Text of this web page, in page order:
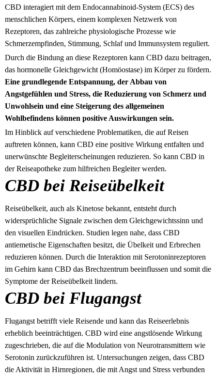
CBD interagiert mit dem Endocannabinoid-System (ECS) des
menschlichen Körpers, einem komplexen Netzwerk von
Rezeptoren, das zahlreiche physiologische Prozesse wie
Schmerzempfinden, Stimmung, Schlaf und Immunsystem reguliert.
Durch die Bindung an diese Rezeptoren kann CBD dazu beitragen,
das hormonelle Gleichgewicht (Homöostase) im Körper zu fördern.
Eine grundlegende Entspannung, der Abbau von
Angstgefühlen und Stress, die Reduzierung von Schmerz und
Unwohlsein und eine Steigerung des allgemeinen
Wohlbefindens können positive Auswirkungen sein.
Im Hinblick auf verschiedene Problematiken, die auf Reisen
auftreten können, kann CBD eine positive Wirkung entfalten und
unerwünschte Begleiterscheinungen reduzieren. So kann CBD in
der Reiseapotheke zum hilfreichen Begleiter werden.
CBD bei Reiseübelkeit
Reiseübelkeit, auch als Kinetose bekannt, entsteht durch
widersprüchliche Signale zwischen dem Gleichgewichtssinn und
den visuellen Eindrücken. Studien legen nahe, dass CBD
antiemetische Eigenschaften besitzt, die Übelkeit und Erbrechen
reduzieren können. Durch die Interaktion mit Serotoninrezeptoren
im Gehirn kann CBD das Brechzentrum beeinflussen und somit die
Symptome der Reiseübelkeit lindern.
CBD bei Flugangst
Flugangst betrifft viele Reisende und kann das Reiseerlebnis
erheblich beeinträchtigen. CBD wird eine angstlösende Wirkung
zugeschrieben, die auf die Modulation von Neurotransmittern wie
Serotonin zurückzuführen ist. Untersuchungen zeigen, dass CBD
die Aktivität in Hirnregionen, die mit Angst und Stress verbunden